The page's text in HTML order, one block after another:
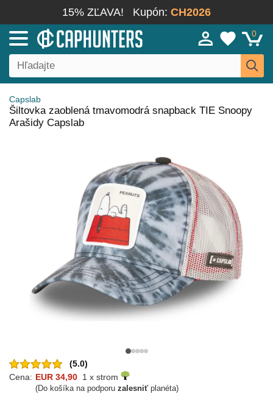
15% ZĽAVA! Kupón: CH2026
0
Capslab
Šiltovka zaoblená tmavomodrá snapback TIE Snoopy
Arašidy Capslab
(5.0)
Cena: EUR 34,90 1 x strom
(Do košíka na podporu zalesniťplanéta)